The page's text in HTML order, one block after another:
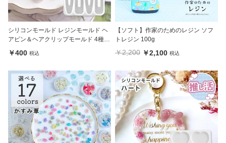
シリコンモールド レジンモールド ヘ
アピン＆ヘアクリップモールド 4種 (3
634)
￥400 税込
【ソフト】作家のためのレジン ソフ
トレジン 100g
￥2,200 ￥2,100 税込